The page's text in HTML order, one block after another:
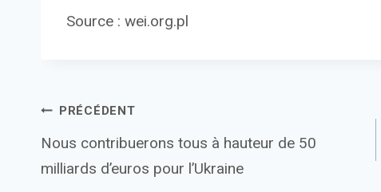
Source : wei.org.pl
Navigation
de
PRÉCÉDENT
Nous contribuerons tous à hauteur de 50
milliards d’euros pour l’Ukraine